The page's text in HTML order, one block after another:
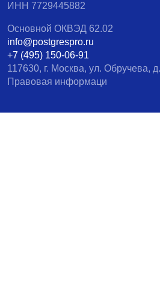
ИНН 7729445882
Основной ОКВЭД 62.02
info@postgrespro.ru
+7 (495) 150-06-91
117630, г. Москва, ул. Обручева,
Правовая информаци